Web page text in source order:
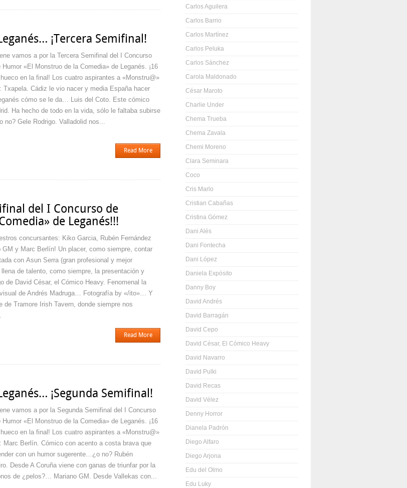
¡Tercera Semifinal!
vamos a por la Tercera Semifinal del I Concurso
«El Monstruo de la Comedia» de Leganés. ¡16
en la final! Los cuatro aspirantes a «Monstru@»
Txapela. Cádiz le vio nacer y media España hacer
cómo se le da… Luis del Coto. Este cómico
Ha hecho de todo en la vida, sólo le faltaba subirse
no? Gele Rodrigo. Valladolid nos...
Read More
del I Concurso de
de Leganés!!!
concursantes: Kiko Garcia, Rubén Fernández
GM y Marc Berlín! Un placer, como siempre, contar
con Asun Serra (gran profesional y mejor
de talento, como siempre, la presentación y
de David César, el Cómico Heavy. Fenomenal la
de Andrés Madruga… Fotografía by «/ito»… Y
de Tramore Irish Tavern, donde siempre nos
Read More
¡Segunda Semifinal!
vamos a por la Segunda Semifinal del I Concurso
«El Monstruo de la Comedia» de Leganés. ¡16
en la final! Los cuatro aspirantes a «Monstru@»
Marc Berlín. Cómico con acento a costa brava que
con un humor sugerente…¿o no? Rubén
Desde A Coruña viene con ganas de triunfar por la
de ¿pelos?… Mariano GM. Desde Vallekas con...
Carlos Aguilera
Carlos Barrio
Carlos Martínez
Carlos Peluka
Carlos Sánchez
Carola Maldonado
César Maroto
Charlie Under
Chema Trueba
Chema Zavala
Chemi Moreno
Clara Seminara
Coco
Cris Marlo
Cristian Cabañas
Cristina Gómez
Dani Alés
Dani Fontecha
Dani López
Daniela Expósito
Danny Boy
David Andrés
David Barragán
David Cepo
David César, El Cómico Heavy
David Navarro
David Pulki
David Recas
David Vélez
Denny Horror
Dianela Padrón
Diego Alfaro
Diego Arjona
Edu del Olmo
Edu Luky